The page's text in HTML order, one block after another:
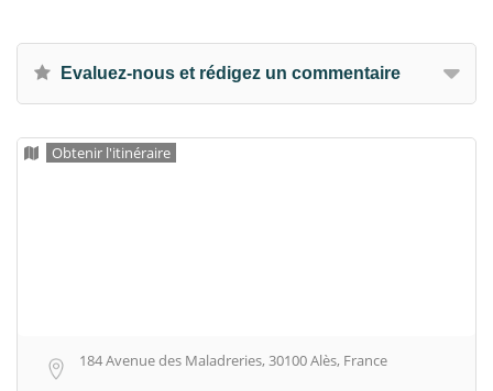
Evaluez-nous et rédigez un commentaire
Obtenir l'itinéraire
184 Avenue des Maladreries, 30100 Alès, France